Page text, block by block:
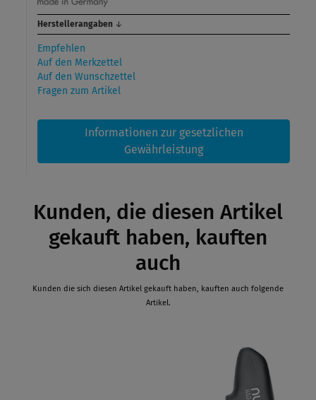
Herstellerangaben ↓
Empfehlen
Auf den Merkzettel
Auf den Wunschzettel
Fragen zum Artikel
Informationen zur gesetzlichen
Gewährleistung
Kunden, die diesen Artikel
gekauft haben, kauften
auch
Kunden die sich diesen Artikel gekauft haben, kauften auch folgende
Artikel.